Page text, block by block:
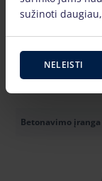
Suvirinimo ir
įranga
Betonavimo įranga
sužinoti
NELEISTI